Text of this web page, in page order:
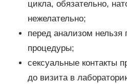
цикла, обязательно,
нежелательно;
перед анализом нельзя
процедуры;
сексуальные контакты
до визита в